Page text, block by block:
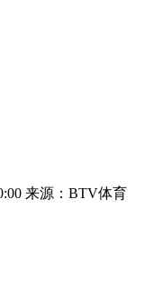
来源：BTV体育